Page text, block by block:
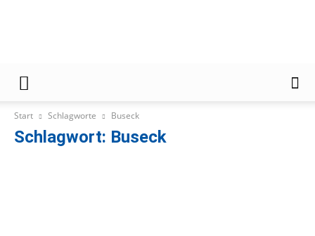
Start Schlagworte Buseck
Schlagwort: Buseck